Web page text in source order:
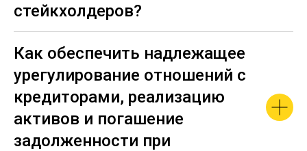
стейкхолдеров?
Как обеспечить надлежащее
урегулирование отношений с
кредиторами, реализацию
активов и погашение
задолженности при